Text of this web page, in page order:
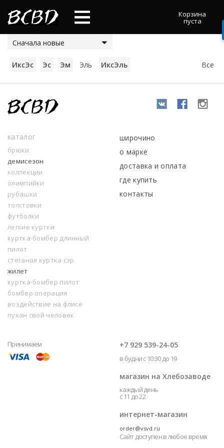
Корзина
пуста
Сначала новые
ИксЭс Эс Эм Эль ИксЭль Все
каталог
брюки
демисезон
коллекции
олимпийки
рубашки
толстовки
футболки
легкие куртки
куртка-бомбер длинный
пилот
стеганая куртка сэр
жилет
куртка-бомбер пилот
бомбер операция
воздействие на флисе
пухан свой человек
широчино
о марке
доставка и оплата
где купить
контакты
Принимаем +7 929 539-24-05
в будни с 10:30 до 19
магазин на Хлебозаводе
каждый день
с 11 до 22
интернет-магазин
order@vsvd.ru
Сайт доступен в любое время